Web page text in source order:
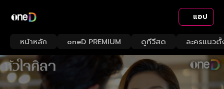
แอป
หน้าหลัก oneD PREMIUM ดูทีวีสด ละครแนวตั้